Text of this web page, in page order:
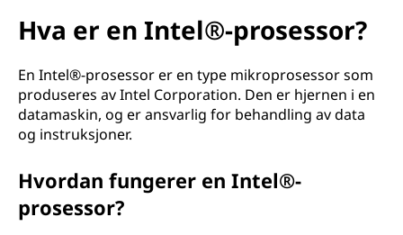
Hva er en Intel®-prosessor?
En Intel®-prosessor er en type mikroprosessor som
produseres av Intel Corporation. Den er hjernen i en
datamaskin, og er ansvarlig for behandling av data
og instruksjoner.
Hvordan fungerer en Intel®-
prosessor?